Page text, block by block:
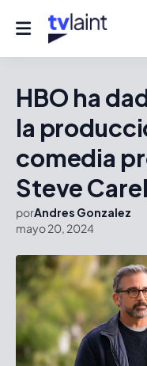
HBO ha
la
comedia
Steve
porAndres Gonzalez
mayo 20, 2024